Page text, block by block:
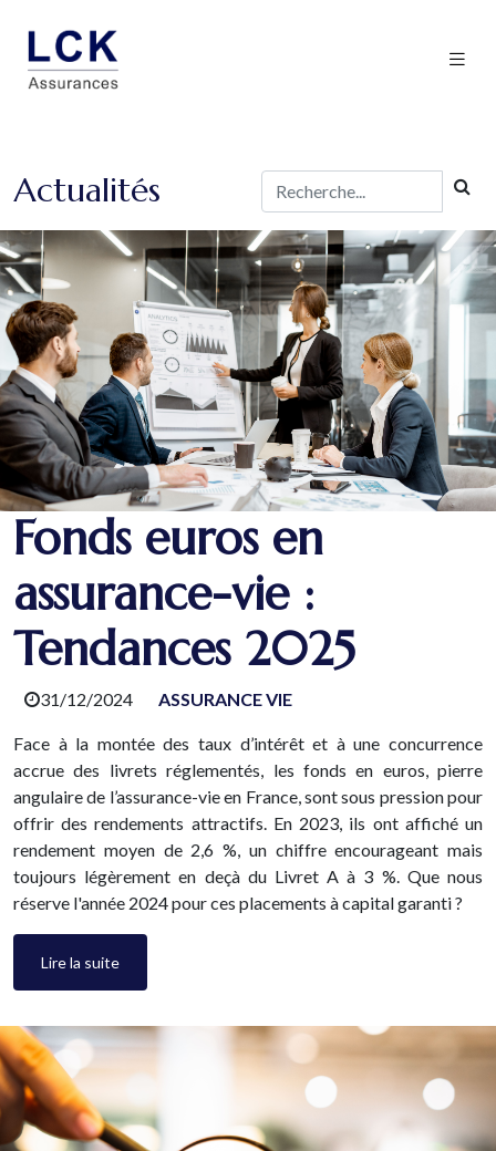
Actualités
Fonds euros en
assurance-vie :
Tendances 2025
31/12/2024 ASSURANCE VIE
Face à la montée des taux d’intérêt et à une concurrence
accrue des livrets réglementés, les fonds en euros, pierre
angulaire de l’assurance-vie en France, sont sous pression pour
offrir des rendements attractifs. En 2023, ils ont affiché un
rendement moyen de 2,6 %, un chiffre encourageant mais
toujours légèrement en deçà du Livret A à 3 %. Que nous
réserve l'année 2024 pour ces placements à capital garanti ?
Lire la suite